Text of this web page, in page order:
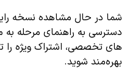
شما در حال مشاهده نسخه
دسترسی به راهنمای مرحله به
های تخصصی، اشتراک ویژه را
بهره‌مند شوید.